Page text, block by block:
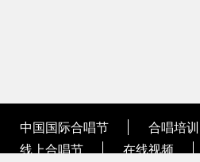
中国国际合唱节 合唱培训
线上合唱节
在线视频